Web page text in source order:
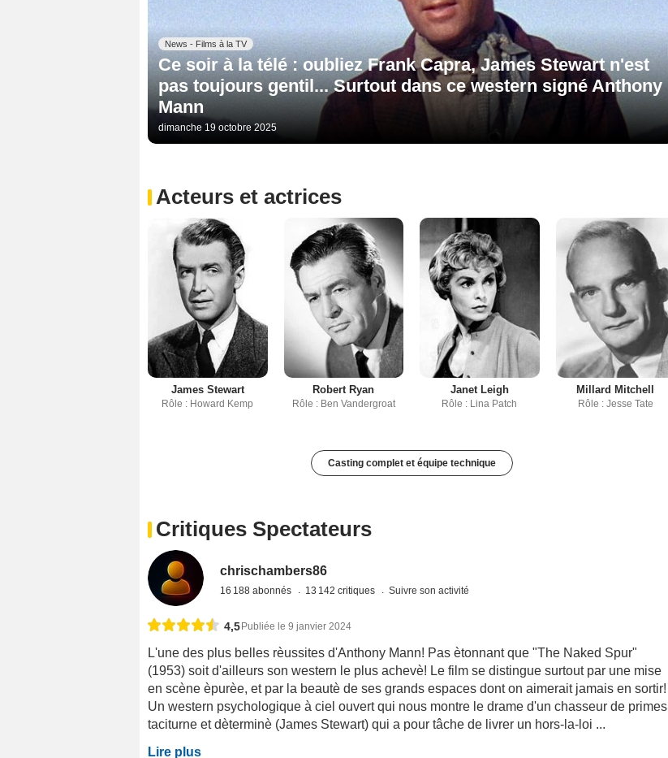
News - Films à la TV
Ce soir à la télé : oubliez Frank Capra, James Stewart n'est
pas toujours gentil... Surtout dans ce western signé Anthony
Mann
dimanche 19 octobre 2025
Acteurs et actrices
James Stewart
Rôle : Howard Kemp
Robert Ryan
Rôle : Ben Vandergroat
Janet Leigh
Rôle : Lina Patch
Millard Mitchell
Rôle : Jesse Tate
Casting complet et équipe technique
Critiques Spectateurs
chrischambers86
16 188 abonnés 13 142 critiques Suivre son activité
4,5Publiée le 9 janvier 2024
L'une des plus belles rèussites d'Anthony Mann! Pas ètonnant que "The Naked Spur"
(1953) soit d'ailleurs son western le plus achevè! Le film se distingue surtout par une mise
en scène èpurèe, et par la beautè de ses grands espaces dont on aimerait jamais en sortir!
Un western psychologique à ciel ouvert qui nous montre le drame d'un chasseur de primes
taciturne et dèterminè (James Stewart) qui a pour tâche de livrer un hors-la-loi ...
Lire plus